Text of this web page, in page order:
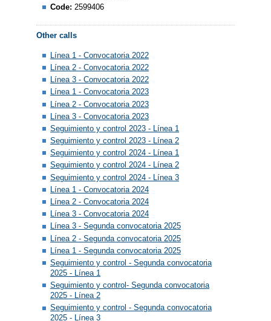
Code:2599406
Other calls
Línea 1 - Convocatoria 2022
Línea 2 - Convocatoria 2022
Línea 3 - Convocatoria 2022
Línea 1 - Convocatoria 2023
Línea 2 - Convocatoria 2023
Línea 3 - Convocatoria 2023
Seguimiento y control 2023 - Línea 1
Seguimiento y control 2023 - Línea 2
Seguimiento y control 2024 - Línea 1
Seguimiento y control 2024 - Línea 2
Seguimiento y control 2024 - Línea 3
Línea 1 - Convocatoria 2024
Línea 2 - Convocatoria 2024
Línea 3 - Convocatoria 2024
Línea 3 - Segunda convocatoria 2025
Línea 2 - Segunda convocatoria 2025
Línea 1 - Segunda convocatoria 2025
Seguimiento y control - Segunda convocatoria
2025 - Línea 1
Seguimiento y control- Segunda convocatoria
2025 - Línea 2
Seguimiento y control - Segunda convocatoria
2025 - Línea 3